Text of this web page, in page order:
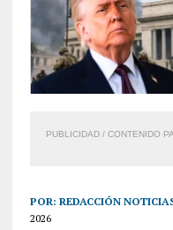
PUBLICIDAD / CONTENIDO
POR: REDACCIÓN
2026